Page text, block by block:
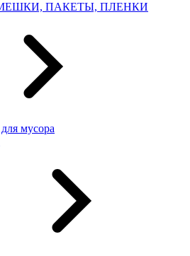
ПАКЕТЫ, ПЛЕНКИ
мусора